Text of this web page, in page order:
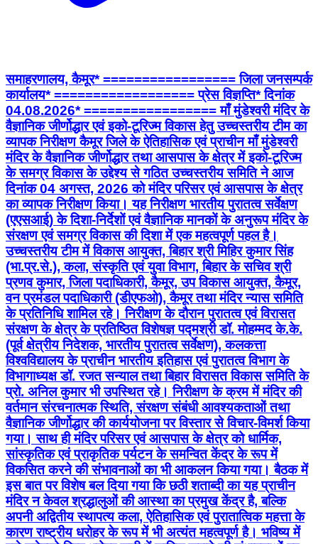
समाहरणालय, कैमूर* ================= जिला जनसम्पर्क
कार्यालय* ================== प्रेस विज्ञप्ति* दिनांक
04.08.2026* ================= माँ मुंडेश्वरी मंदिर के
वैज्ञानिक जीर्णोद्धार एवं इको-टूरिज्म विकास हेतु उच्चस्तरीय टीम का
व्यापक निरीक्षण कैमूर जिले के ऐतिहासिक एवं प्राचीन माँ मुंडेश्वरी
मंदिर के वैज्ञानिक जीर्णोद्धार तथा आसपास के क्षेत्र में इको-टूरिज्म
के समग्र विकास के उद्देश्य से गठित उच्चस्तरीय समिति ने आज
दिनांक 04 अगस्त, 2026 को मंदिर परिसर एवं आसपास के क्षेत्र
का व्यापक निरीक्षण किया। यह निरीक्षण भारतीय पुरातत्व सर्वेक्षण
(एएसआई) के दिशा-निर्देशों एवं वैज्ञानिक मानकों के अनुरूप मंदिर के
संरक्षण एवं समग्र विकास की दिशा में एक महत्वपूर्ण पहल है।
उच्चस्तरीय टीम में विकास आयुक्त, बिहार श्री मिहिर कुमार सिंह
(भा.प्र.से.), कला, संस्कृति एवं युवा विभाग, बिहार के सचिव श्री
प्रणव कुमार, जिला पदाधिकारी, कैमूर, उप विकास आयुक्त, कैमूर,
वन प्रमंडल पदाधिकारी (डीएफओ), कैमूर तथा मंदिर न्यास समिति
के प्रतिनिधि शामिल रहे। निरीक्षण के दौरान पुरातत्व एवं विरासत
संरक्षण के क्षेत्र के प्रतिष्ठित विशेषज्ञ पद्मश्री डॉ. मोहम्मद के.के.
(पूर्व क्षेत्रीय निदेशक, भारतीय पुरातत्व सर्वेक्षण), कलकत्ता
विश्वविद्यालय के प्राचीन भारतीय इतिहास एवं पुरातत्व विभाग के
विभागाध्यक्ष डॉ. रजत सन्याल तथा बिहार विरासत विकास समिति के
प्रो. अनिल कुमार भी उपस्थित रहे। निरीक्षण के क्रम में मंदिर की
वर्तमान संरचनात्मक स्थिति, संरक्षण संबंधी आवश्यकताओं तथा
वैज्ञानिक जीर्णोद्धार की कार्ययोजना पर विस्तार से विचार-विमर्श किया
गया। साथ ही मंदिर परिसर एवं आसपास के क्षेत्र को धार्मिक,
सांस्कृतिक एवं प्राकृतिक पर्यटन के समन्वित केंद्र के रूप में
विकसित करने की संभावनाओं का भी आकलन किया गया। बैठक में
इस बात पर विशेष बल दिया गया कि छठी शताब्दी का यह प्राचीन
मंदिर न केवल श्रद्धालुओं की आस्था का प्रमुख केंद्र है, बल्कि
अपनी अद्वितीय स्थापत्य कला, ऐतिहासिक एवं पुरातात्विक महत्ता के
कारण राष्ट्रीय धरोहर के रूप में भी अत्यंत महत्वपूर्ण है। भविष्य में